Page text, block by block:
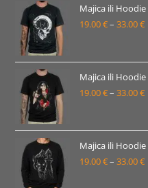
Majica ili
19.00€– 33.00€
Majica ili
19.00€– 33.00€
Majica ili
19.00€– 33.00€